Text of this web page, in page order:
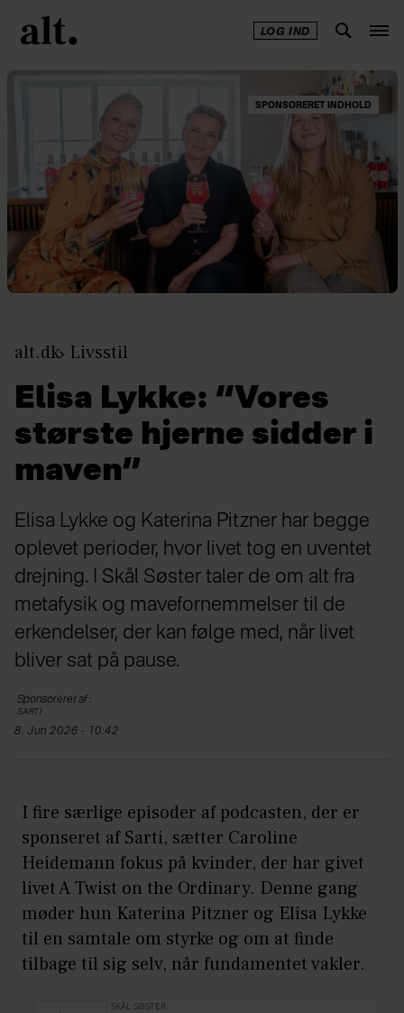
LOG IND
SPONSORERET INDHOLD
alt.dk Livsstil
Elisa Lykke: “Vores
største hjerne sidder i
maven”
Elisa Lykke og Katerina Pitzner har begge
oplevet perioder, hvor livet tog en uventet
drejning. I Skål Søster taler de om alt fra
metafysik og mavefornemmelser til de
erkendelser, der kan følge med, når livet
bliver sat på pause.
Sponsoreret af:
SARTI
8. Jun 2026 - 10:42
I fire særlige episoder af podcasten, der er
sponseret af Sarti, sætter Caroline
Heidemann fokus på kvinder, der har givet
livet A Twist on the Ordinary. Denne gang
møder hun Katerina Pitzner og Elisa Lykke
til en samtale om styrke og om at finde
tilbage til sig selv, når fundamentet vakler.